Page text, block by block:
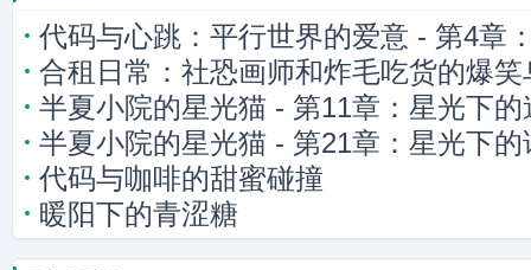
代码与心跳：平行世界的爱意 - 第4章
流
合租日常：社恐画师和炸毛吃货的爆笑
半夏小院的星光猫 - 第11章：星光下的
半夏小院的星光猫 - 第21章：星光下的
代码与咖啡的甜蜜碰撞
暖阳下的青涩糖